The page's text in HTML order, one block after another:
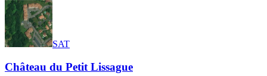
SAT
Château du Petit Lissague